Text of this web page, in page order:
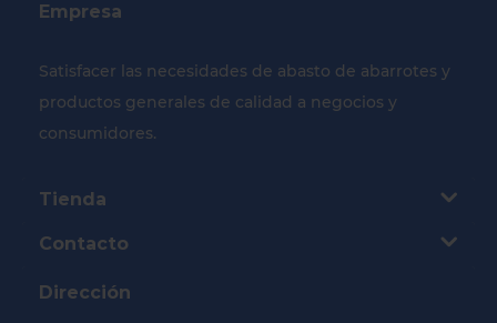
Empresa
Satisfacer las necesidades de abasto de abarrotes y
productos generales de calidad a negocios y
consumidores.
Tienda
Contacto
Dirección